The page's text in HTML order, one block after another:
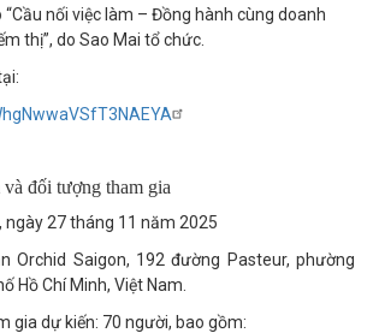
nối việc làm – Đồng hành cùng doanh
thị”, do Sao Mai tổ chức.
đối tượng tham gia
ngày 27 tháng 11 năm 2025
Orchid Saigon, 192 đường Pasteur, phường
Hồ Chí Minh, Việt Nam.
gia dự kiến: 70 người, bao gồm: